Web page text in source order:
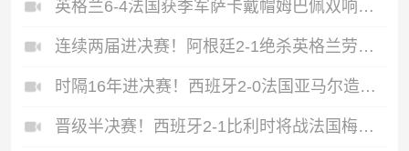
英格兰6-4法国获季军萨卡戴帽姆巴佩双响创纪录奥利塞2助+失良机
连续两届进决赛！阿根廷2-1绝杀英格兰劳塔罗恩佐破门梅西两助攻
时隔16年进决赛！西班牙2-0法国亚马尔造点奥亚萨瓦尔、波罗破门
晋级半决赛！西班牙2-1比利时将战法国梅里诺替补绝杀拉门斯送礼